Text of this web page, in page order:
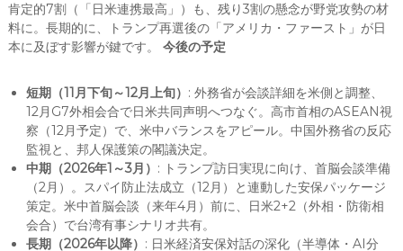
肯定的7割（「日米連携最高」）も、残り3割の懸念が野党攻勢の材
料に。長期的に、トランプ再選後の「アメリカ・ファースト」が日
本に及ぼす影響が鍵です。 今後の予定
短期（11月下旬～12月上旬） : 外務省が会談詳細を米側と調整、
12月G7外相会合で日米共同声明へつなぐ。高市首相のASEAN視
察（12月予定）で、米中バランスをアピール。中国外務省の反応
監視と、邦人保護策の閣議決定。
中期（2026年1～3月） : トランプ訪日実現に向け、首脳会談準備
（2月）。スパイ防止法成立（12月）と連動した安保パッケージ
策定。米中首脳会談（来年4月）前に、日米2+2（外相・防衛相
会合）で台湾有事シナリオ共有。
長期（2026年以降） : 日米経済安保対話の深化（半導体・AI分